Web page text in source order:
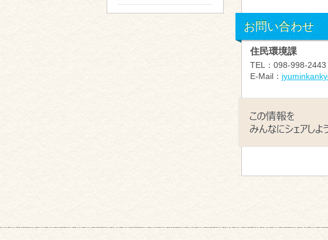
お問い合わせ
住民環境課
TEL ：098-998-2443
E-Mail ：